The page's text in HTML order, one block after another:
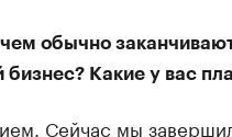
обычно
бизнес? Какие у вас
Сейчас мы